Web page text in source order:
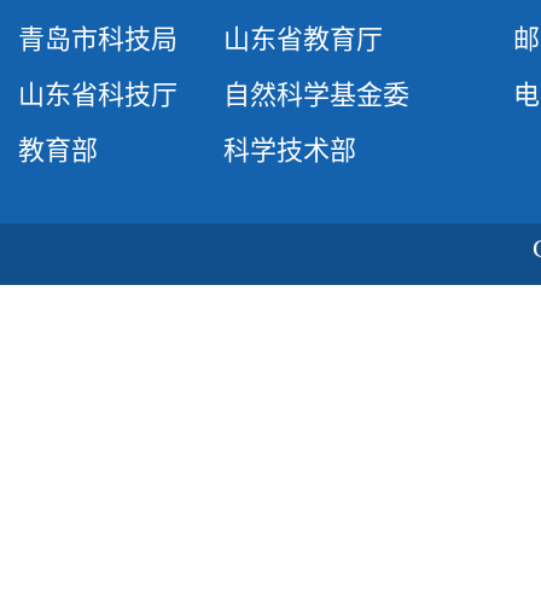
青岛市科技局
山东省教育厅
山东省科技厅
自然科学基金委
教育部
科学技术部